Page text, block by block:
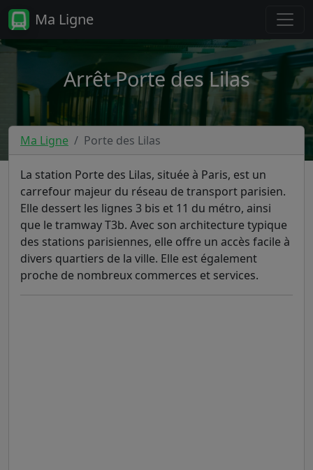
Ma Ligne
Arrêt Porte des Lilas
Ma Ligne Porte des Lilas
La station Porte des Lilas, située à Paris, est un
carrefour majeur du réseau de transport parisien.
Elle dessert les lignes 3 bis et 11 du métro, ainsi
que le tramway T3b. Avec son architecture typique
des stations parisiennes, elle offre un accès facile à
divers quartiers de la ville. Elle est également
proche de nombreux commerces et services.